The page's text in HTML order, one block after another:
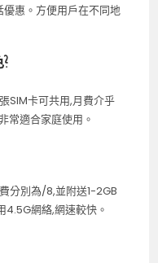
惠。方便用戶在不同地
SIM卡可共用,月費介乎
常適合家庭使用。
分別為/8,並附送1-2GB
4.5G網絡,網速較快。